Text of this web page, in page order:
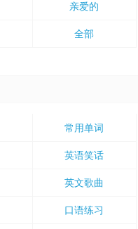
亲爱的
全部
常用单词
英语笑话
英文歌曲
口语练习